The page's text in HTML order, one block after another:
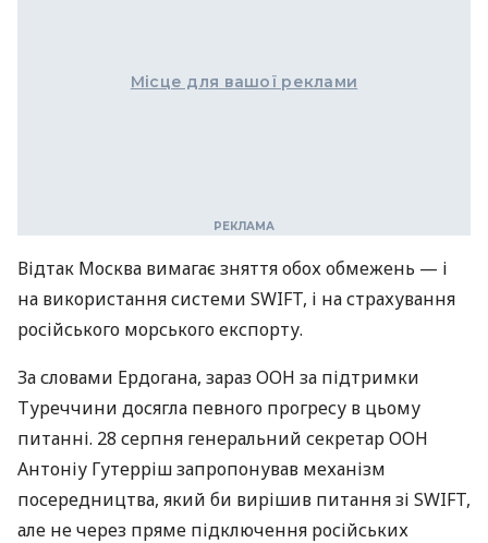
Місце для вашої реклами
Відтак Москва вимагає зняття обох обмежень — і
на використання системи SWIFT, і на страхування
російського морського експорту.
За словами Ердогана, зараз ООН за підтримки
Туреччини досягла певного прогресу в цьому
питанні. 28 серпня генеральний секретар ООН
Антоніу Гутерріш запропонував механізм
посередництва, який би вирішив питання зі SWIFT,
але не через пряме підключення російських